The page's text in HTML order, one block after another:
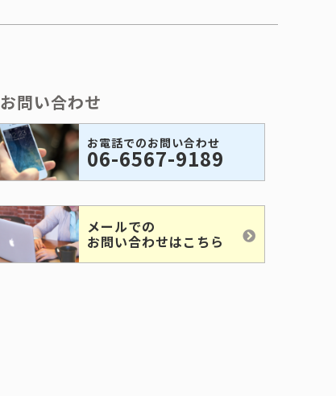
お問い合わせ
お電話でのお問い合わせ
06-6567-9189
メールでの
お問い合わせはこちら